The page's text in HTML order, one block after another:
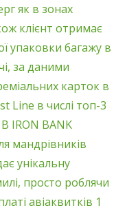
як в зонах
клієнт отримає
упаковки багажу в
за даними
карток в
Line в числі топ-3
IRON BANK
мандрівників
унікальну
просто роблячи
авіаквитків 1